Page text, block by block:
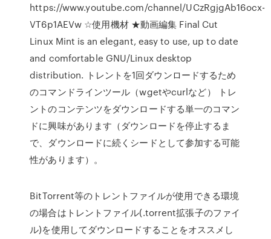
https://www.youtube.com/channel/UCzRgjgAb16ocx-
VT6p1AEVw ☆使用機材 ★動画編集 Final Cut
Linux Mint is an elegant, easy to use, up to date
and comfortable GNU/Linux desktop
distribution. トレントを1回ダウンロードするため
のコマンドラインツール（wgetやcurlなど） トレ
ントのコンテンツをダウンロードする単一のコマン
ドに興味があります（ダウンロードを停止するま
で、ダウンロードに続くシードとして参加する可能
性があります）。
BitTorrent等のトレントファイルが使用できる環境
の場合はトレントファイル(.torrent拡張子のファイ
ル)を使用してダウンロードすることをオススメし